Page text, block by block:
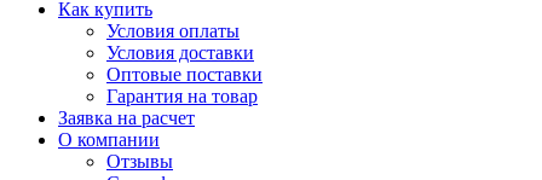
Как купить
Условия оплаты
Условия доставки
Оптовые поставки
Гарантия на товар
Заявка на расчет
О компании
Отзывы